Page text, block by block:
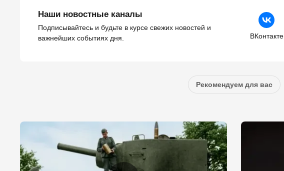
Наши новостные каналы
Подписывайтесь и будьте в курсе свежих новостей и
важнейших событиях дня.
ВКонтакте
Рекомендуем для вас